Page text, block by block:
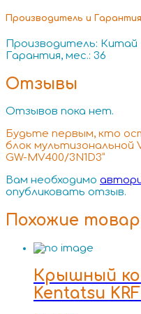
Производитель и Гарантия
Производитель: Китай
Гарантия, мес.: 36
Отзывы
Отзывов пока нет.
Будьте первым, кто
блок мультизональной
GW-MV400/3N1D3”
Вам необходимо
опубликовать отзыв.
Похожие
Крышный
Kentatsu